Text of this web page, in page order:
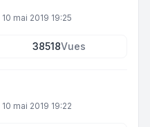
mai 2019 19:25
38518Vues
mai 2019 19:22